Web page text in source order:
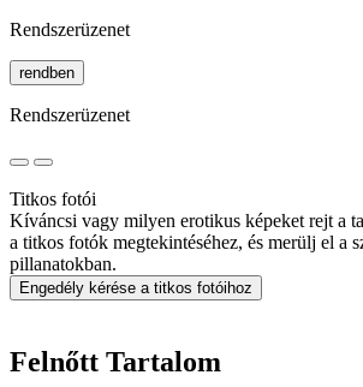
Rendszerüzenet
rendben
Rendszerüzenet
Titkos fotói
Kíváncsi vagy milyen erotikus képeket rejt a
a titkos fotók megtekintéséhez, és merülj el a
pillanatokban.
Engedély kérése a titkos fotóihoz
Felnőtt Tartalom